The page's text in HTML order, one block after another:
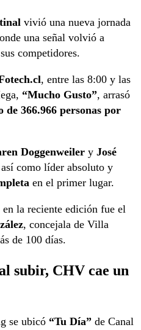
vivió una nueva jornada
una señal volvió a
competidores.
, entre las 8:00 y las
“Mucho Gusto”, arrasó
de 366.966 personas por
Doggenweiler y José
como líder absoluto y
en el primer lugar.
en la reciente edición fue el
, concejala de Villa
de 100 días.
subir, CHV cae un
se ubicó “Tu Día” de Canal